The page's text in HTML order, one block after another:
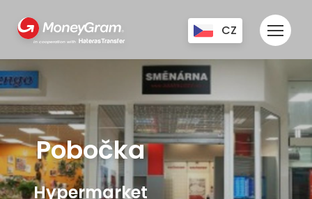
in cooperation with HaterasTransfer
CZ
EN
Pobočka
Hypermarket